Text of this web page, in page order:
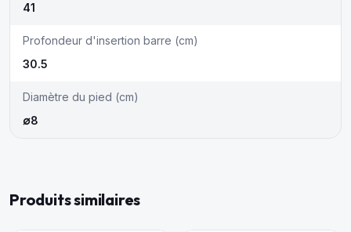
41
Profondeur d'insertion barre (cm)
30.5
Diamètre du pied (cm)
∅8
Produits similaires